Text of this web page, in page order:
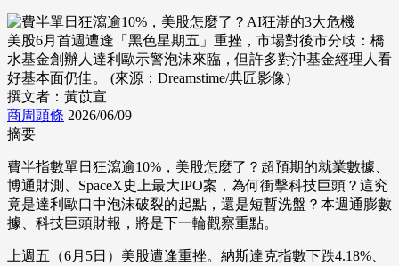
美股6月首週遭逢「黑色星期五」重挫，市場對後市分歧：橋
水基金創辦人達利歐示警泡沫來臨，但許多對沖基金經理人看
好基本面仍佳。 (來源：Dreamstime/典匠影像)
撰文者：黃苡宣
商周頭條 2026/06/09
摘要
費半指數單日狂瀉逾10%，美股怎麼了？超預期的就業數據、
博通財測、SpaceX史上最大IPO案，為何衝擊科技巨頭？這究
竟是達利歐口中泡沫破裂的起點，還是短暫洗盤？本週通膨數
據、科技巨頭財報，將是下一輪觀察重點。
上週五（6月5日）美股遭逢重挫。納斯達克指數下跌4.18%、